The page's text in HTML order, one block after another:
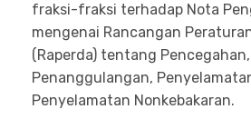
fraksi-fraksi terhadap Nota
mengenai Rancangan
(Raperda) tentang Pencegahan,
Penanggulangan,
Penyelamatan Nonkebakaran.